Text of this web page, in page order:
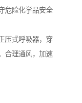
危险化学品安全
压式呼吸器，穿
合理通风，加速